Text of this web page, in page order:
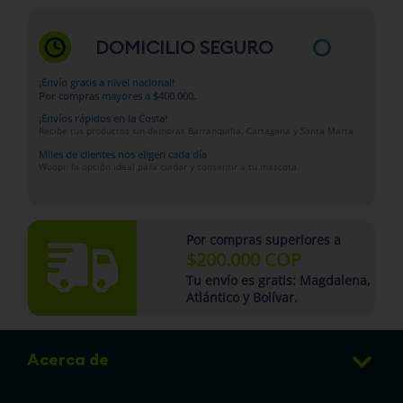
DOMICILIO SEGURO
¡Envío gratis a nivel nacional!
Por compras mayores a $400.000.
¡Envíos rápidos en la Costa!
Recibe tus productos sin demoras Barranquilla, Cartagena y Santa Marta.
Miles de clientes nos eligen cada día
Woopi: la opción ideal para cuidar y consentir a tu mascota.
Por compras superiores a
$200.000 COP
Tu envío es gratis: Magdalena,
Atlántico y Bolívar.
Acerca de